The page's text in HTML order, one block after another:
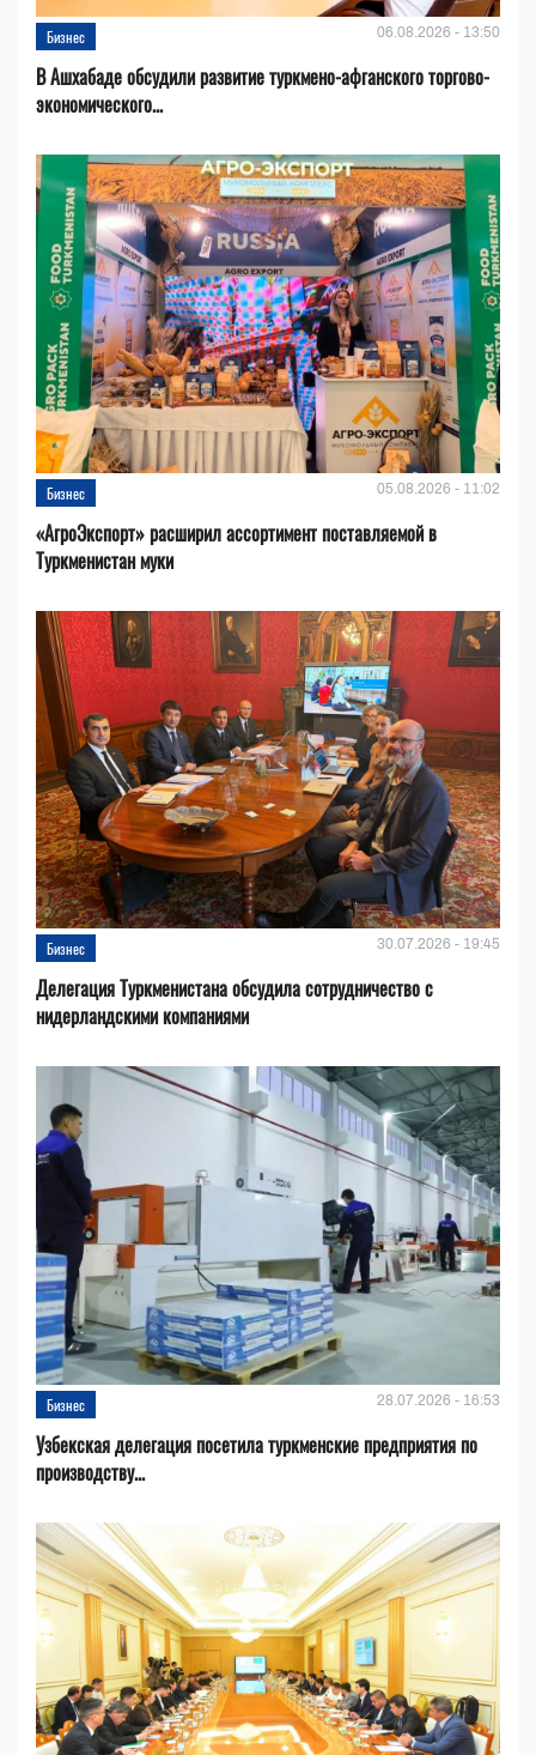
Бизнес 06.08.2026 - 13:50
В Ашхабаде обсудили развитие туркмено-афганского торгово-
экономического...
Бизнес 05.08.2026 - 11:02
«АгроЭкспорт» расширил ассортимент поставляемой в
Туркменистан муки
Бизнес 30.07.2026 - 19:45
Делегация Туркменистана обсудила сотрудничество с
нидерландскими компаниями
Бизнес 28.07.2026 - 16:53
Узбекская делегация посетила туркменские предприятия по
производству...